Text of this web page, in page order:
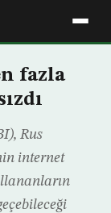
fazla
Rus
internet